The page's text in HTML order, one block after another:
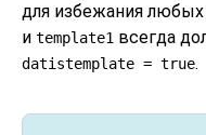
для избежания
и template1 всегда
datistemplate = true.